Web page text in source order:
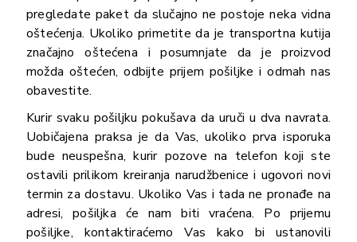
pregledate paket da slučajno ne postoje neka vidna
oštećenja. Ukoliko primetite da je transportna kutija
značajno oštećena i posumnjate da je proizvod
možda oštećen, odbijte prijem pošiljke i odmah nas
obavestite.
Kurir svaku pošiljku pokušava da uruči u dva navrata.
Uobičajena praksa je da Vas, ukoliko prva isporuka
bude neuspešna, kurir pozove na telefon koji ste
ostavili prilikom kreiranja narudžbenice i ugovori novi
termin za dostavu. Ukoliko Vas i tada ne pronađe na
adresi, pošiljka će nam biti vraćena. Po prijemu
pošiljke, kontaktiraćemo Vas kako bi ustanovili